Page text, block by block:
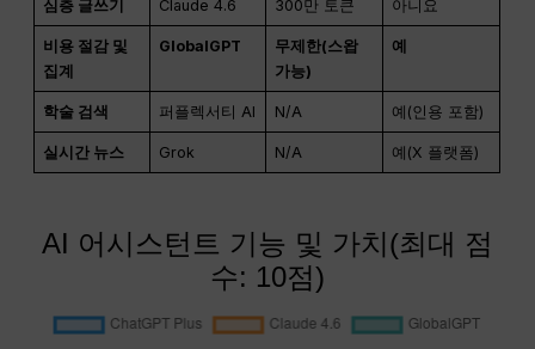
심층 글쓰기 Claude 4.6 300만 토큰 아니요
비용 절감 및
집계
GlobalGPT
무제한(스왑
가능)
예
학술 검색 퍼플렉서티 AI N/A 예(인용 포함)
실시간 뉴스 Grok N/A 예(X 플랫폼)
AI 어시스턴트 기능 및 가치(최대 점
수: 10점)